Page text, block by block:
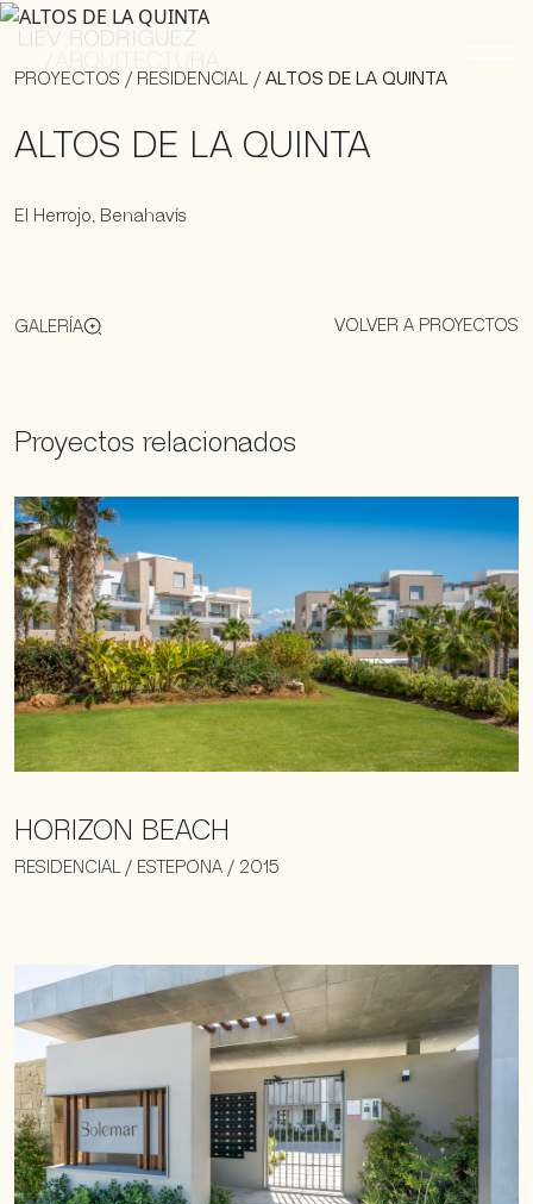
PROYECTOS / RESIDENCIAL / ALTOS DE LA QUINTA
ALTOS DE LA QUINTA
El Herrojo, Benahavís
GALERÍA VOLVER A PROYECTOS
Proyectos relacionados
HORIZON BEACH
RESIDENCIAL / ESTEPONA / 2015